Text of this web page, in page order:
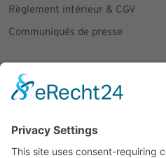
Règlement intérieur & CGV
Communiqués de presse
Social Media
Facebook
Instagram